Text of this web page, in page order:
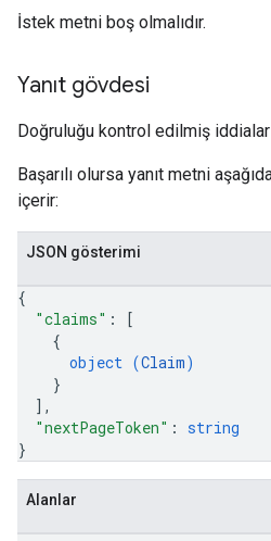
İstek metni boş olmalıdır.
Yanıt gövdesi
Doğruluğu kontrol edilmiş iddialar
Başarılı olursa yanıt metni
içerir:
JSON gösterimi
{
"claims" :
[
{
object (Claim)
}
] ,
"nextPageToken" : string
}
Alanlar